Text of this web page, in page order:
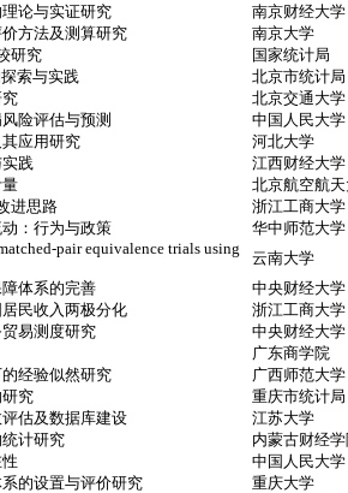
论与实证研究
南京财经大学
方法及测算研究
南京大学
研究
国家统计局
索与实践
北京市统计局
北京交通大学
险评估与预测
中国人民大学
应用研究
河北大学
践
江西财经大学
北京航空航
进思路
浙江工商大学
：行为与政策
华中师范大学
pair equivalence trials using
云南大学
体系的完善
中央财经大学
民收入两极分化
浙江工商大学
易测度研究
中央财经大学
广东商学院
经验似然研究
广西师范大学
究
重庆市统计局
估及数据库建设
江苏大学
计研究
内蒙古财经
中国人民大学
的设置与评价研究
重庆大学